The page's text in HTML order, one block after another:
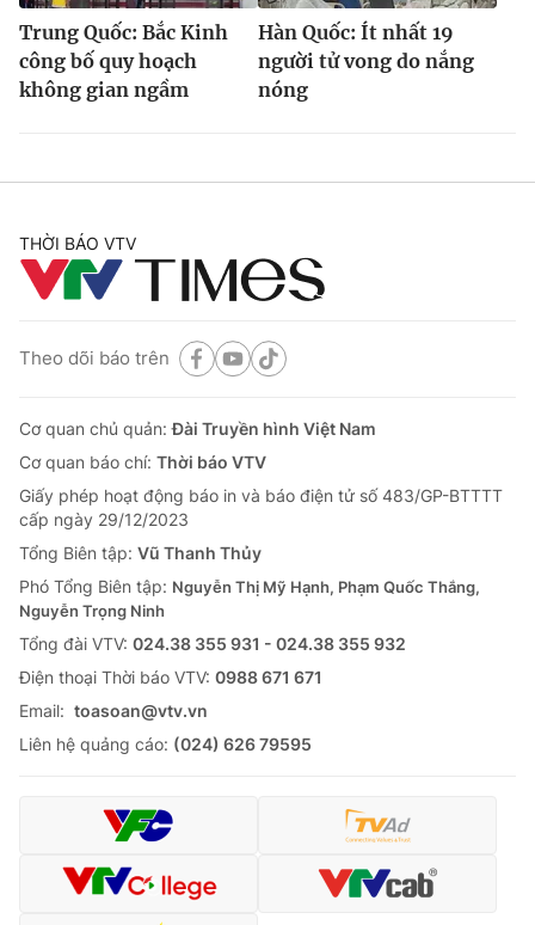
Trung Quốc: Bắc Kinh
công bố quy hoạch
không gian ngầm
Hàn Quốc: Ít nhất 19
người tử vong do nắng
nóng
THỜI BÁO VTV
Theo dõi báo trên
Cơ quan chủ quản:Đài Truyền hình Việt Nam
Cơ quan báo chí: Thời báo VTV
Giấy phép hoạt động báo in và báo điện tử số 483/GP-BTTTT
cấp ngày 29/12/2023
Tổng Biên tập: Vũ Thanh Thủy
Phó Tổng Biên tập: Nguyễn Thị Mỹ Hạnh, Phạm Quốc Thắng,
Nguyễn Trọng Ninh
Tổng đài VTV: 024.38 355 931 - 024.38 355 932
Ðiện thoại Thời báo VTV: 0988 671 671
Email: toasoan@vtv.vn
Liên hệ quảng cáo: (024) 626 79595